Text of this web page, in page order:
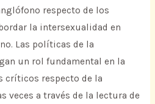
respecto de los
la intersexualidad en
Las políticas de la
un rol fundamental en la
críticos respecto de la
veces a través de la lectura de